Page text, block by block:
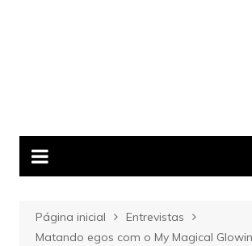
Página inicial
Entrevistas
Matando egos com o My Magical